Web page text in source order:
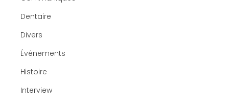
Dentaire
Divers
Événements
Histoire
Interview